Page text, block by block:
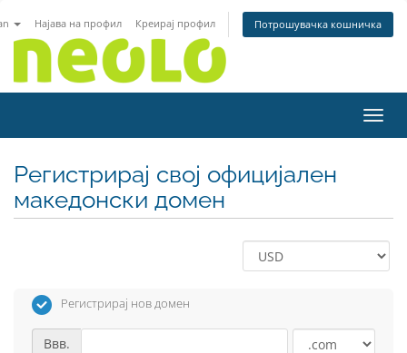
Најава на профил Креирај профил Потрошувачка кошничка
Регистрирај свој официјален
македонски домен
Регистрирај нов домен
Ввв.